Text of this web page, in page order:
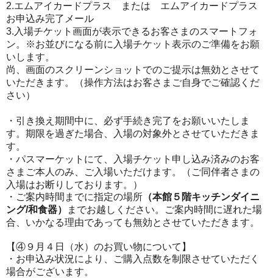
2.エムアイ カードプラス または エムアイ カードプラス
お申込み完了メール
3. 入場チケット 画面が表示できるお客さまのスマートフォ
ン。 ※お並びになる前に入場チケット表示のご準備をお願
いします。
尚、画面のスクリーンショットでのご提示は無効とさせて
いただきます。（操作方法はお客さまご自身でご確認くだ
さい）
・ 引き換え 期間中に、必ず手続き完了をお願いいたしま
す。期限を過ぎた場合、入場の対象外とさせていただきま
す。
・パスマーケットにて、入場チケット申し込み済みのお客
さまご本人のみ、ご入場いただけます。 （ ご同伴者さまの
入場はお断りしております。）
・ご案内時間までに指定の場所 （本館 ５階キッチンダイニ
ング/和食器） までお越しください。ご案内時間に遅れた場
合、いかなる理由であっても無効とさせていただきます。
【④ ９ 月 ４ 日（水）のお買い物について 】
・お申込み状況により、ご購入点数を制限させていただく
場合がございます。